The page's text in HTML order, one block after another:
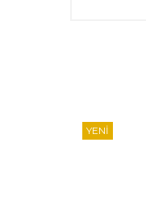
YENI